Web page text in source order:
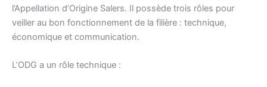
l’Appellation d’Origine Salers. Il possède trois rôles pour
veiller au bon fonctionnement de la filière : technique,
économique et communication.
L’ODG a un rôle technique :